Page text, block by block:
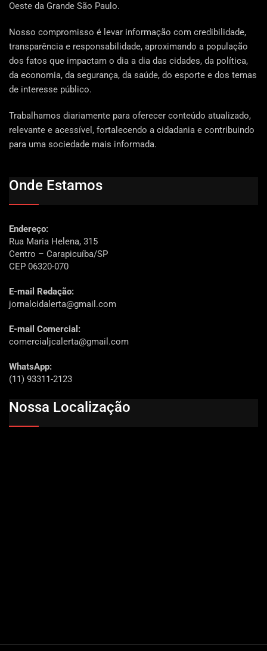
Oeste da Grande São Paulo.
Nosso compromisso é levar informação com credibilidade,
transparência e responsabilidade, aproximando a população
dos fatos que impactam o dia a dia das cidades, da política,
da economia, da segurança, da saúde, do esporte e dos temas
de interesse público.
Trabalhamos diariamente para oferecer conteúdo atualizado,
relevante e acessível, fortalecendo a cidadania e contribuindo
para uma sociedade mais informada.
Onde Estamos
Endereço:
Rua Maria Helena, 315
Centro – Carapicuíba/SP
CEP 06320-070
E-mail Redação:
jornalcidalerta@gmail.com
E-mail Comercial:
comercialjcalerta@gmail.com
WhatsApp:
(11) 93311-2123
Nossa Localização